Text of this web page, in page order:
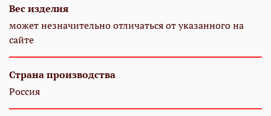
Вес изделия
может незначительно отличаться от указанного на
сайте
Страна производства
Россия